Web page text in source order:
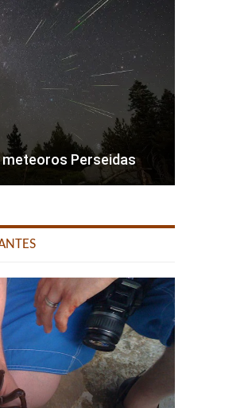
meteoros Perseidas